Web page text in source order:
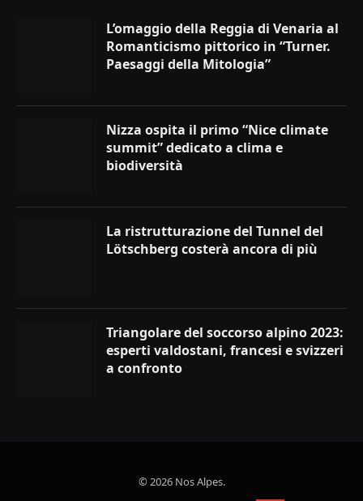
L’omaggio della Reggia di Venaria al
Romanticismo pittorico in “Turner.
Paesaggi della Mitologia”
Nizza ospita il primo “Nice climate
summit” dedicato a clima e
biodiversità
La ristrutturazione del Tunnel del
Lötschberg costerà ancora di più
Triangolare del soccorso alpino 2023:
esperti valdostani, francesi e svizzeri
a confronto
© 2026 Nos Alpes.